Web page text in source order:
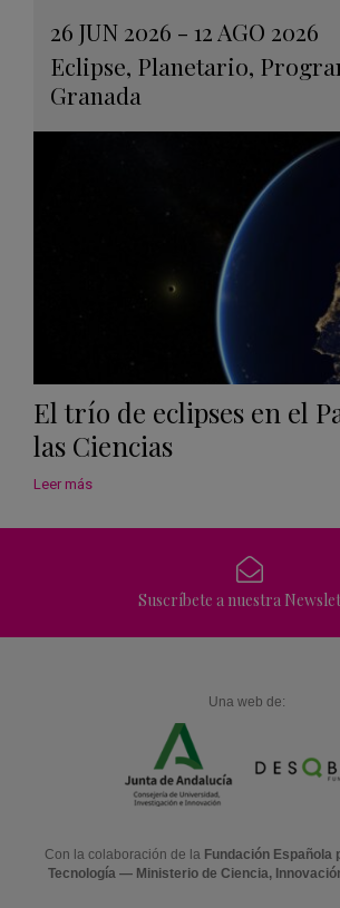
26 JUN 2026 - 12 AGO 2026
Eclipse, Planetario,
Granada
El trío de eclipses en el
las Ciencias
Leer más
Suscríbete a nuestra
Una web de:
Con la colaboración de la Fundación Española
Tecnología — Ministerio de Ciencia,